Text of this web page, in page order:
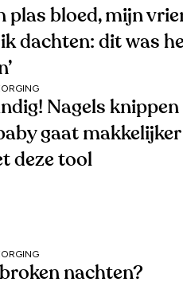
plas bloed, mijn
dachten: dit was
Nagels
gaat makkelijker
deze tool
nachten?